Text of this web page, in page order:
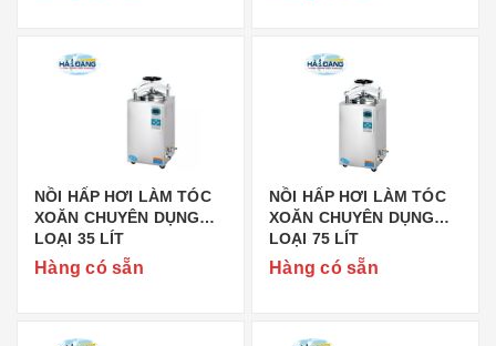
NỒI HẤP HƠI LÀM TÓC
XOĂN CHUYÊN DỤNG
LOẠI 35 LÍT
Hàng có sẵn
NỒI HẤP HƠI LÀM TÓC
XOĂN CHUYÊN DỤNG
LOẠI 75 LÍT
Hàng có sẵn